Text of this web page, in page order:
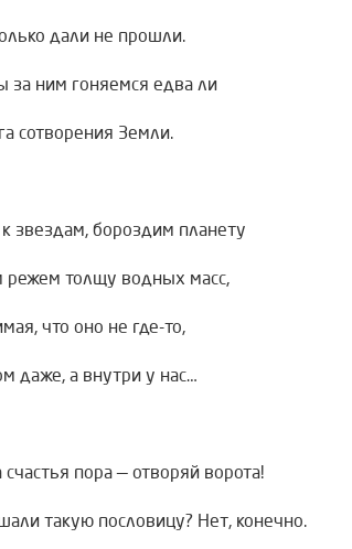
дали не прошли.
за ним гоняемся едва ли
сотворения Земли.
звездам, бороздим планету
режем толщу водных масс,
что оно не где-то,
даже, а внутри у нас…
пора — отворяй ворота!
такую пословицу? Нет, конечно.